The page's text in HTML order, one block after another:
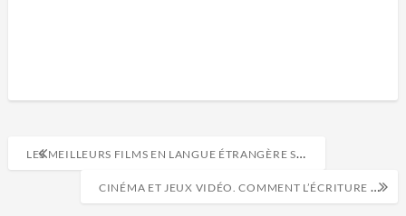
LES MEILLEURS FILMS EN LANGUE ÉTRANGÈRE SUR TOUS LES SERVICES DE STREAMING
CINÉMA ET JEUX VIDÉO. COMMENT L’ÉCRITURE DE LEURS SCRIPTS PEUT ÊTRE SIMILAIRE ?